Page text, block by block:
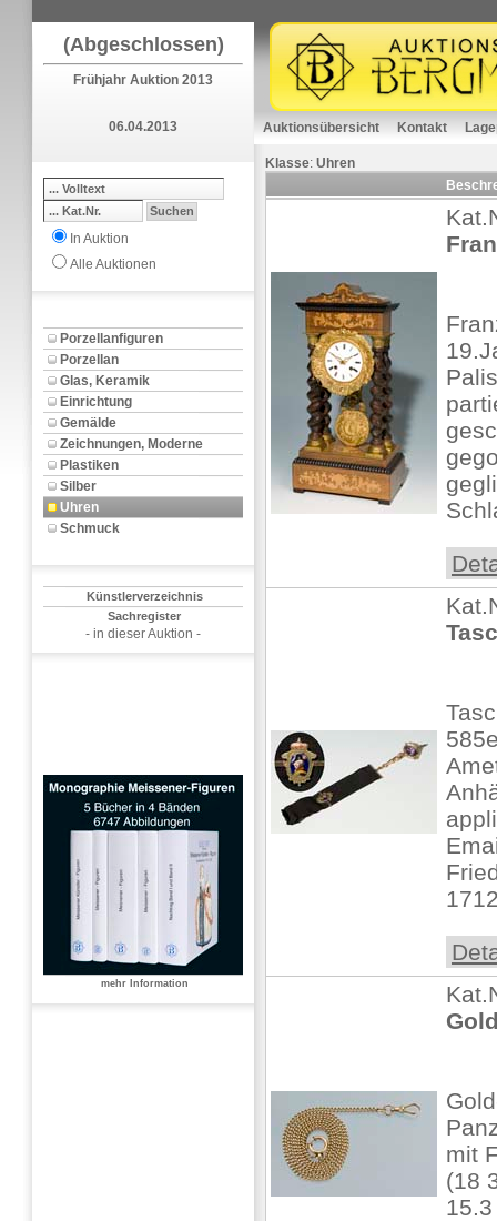
(Abgeschlossen)
Frühjahr Auktion 2013
06.04.2013
In Auktion
Alle Auktionen
Porzellanfiguren
Porzellan
Glas, Keramik
Einrichtung
Gemälde
Zeichnungen, Moderne
Plastiken
Silber
Uhren
Schmuck
Künstlerverzeichnis
Sachregister
- in dieser Auktion -
mehr Information
Auktionsübersicht Kontakt
Klasse: Uhren
mit
(18